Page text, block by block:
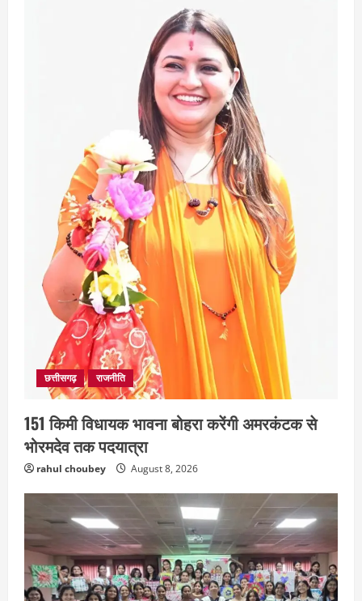
August 7, 2026
अपराध छत्तीसगढ़
बहन ने कारोबारी भाई पर लगाया करोड़ों रुपये
की धोखाधड़ी का आरोप
August 7, 2026
छत्तीसगढ़ राजनीति
151 किमी विधायक भावना बोहरा करेंगी अमरकंटक से
भोरमदेव तक पदयात्रा
rahul choubey August 8, 2026